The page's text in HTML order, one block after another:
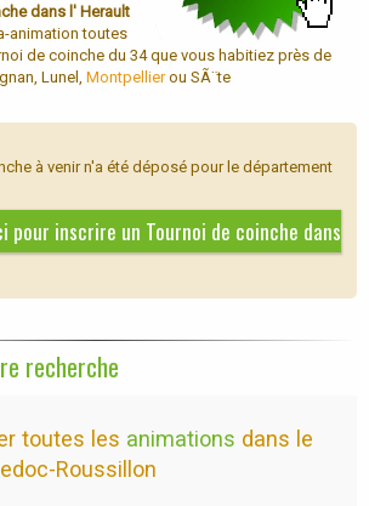
dans l' Herault
animation toutes
de coinche du 34 que vous habitiez près de
Lunel, Montpellierou SÃ¨te
à venir n'a été déposé pour le département
pour inscrire un Tournoi de coinche dans
recherche
toutes les animations dans le
Roussillon